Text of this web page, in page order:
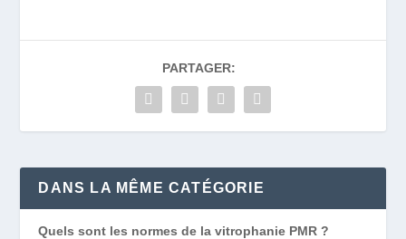
PARTAGER:
DANS LA MÊME CATÉGORIE
Quels sont les normes de la vitrophanie PMR ?